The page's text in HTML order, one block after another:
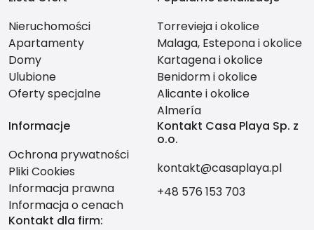
Nieruchomości
Apartamenty
Domy
Ulubione
Oferty specjalne
Torrevieja i okolice
Malaga, Estepona i okolice
Kartagena i okolice
Benidorm i okolice
Alicante i okolice
Almería
Informacje
Ochrona prywatności
Pliki Cookies
Informacja prawna
Informacja o cenach
Kontakt Casa Playa Sp. z
o.o.
kontakt@casaplaya.pl
+48 576 153 703
Kontakt dla firm: